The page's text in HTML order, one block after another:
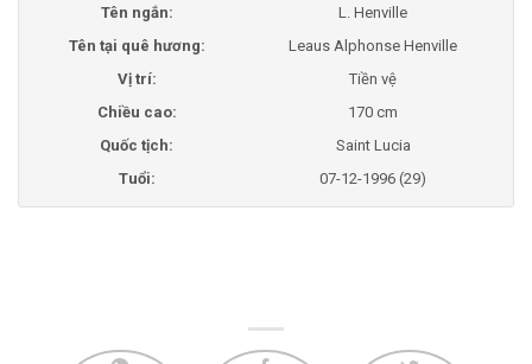
Tên ngắn:
L. Henville
Tên tại quê hương:
Leaus Alphonse Henville
Vị trí:
Tiền vệ
Chiều cao:
170 cm
Quốc tịch:
Saint Lucia
Tuổi:
07-12-1996 (29)